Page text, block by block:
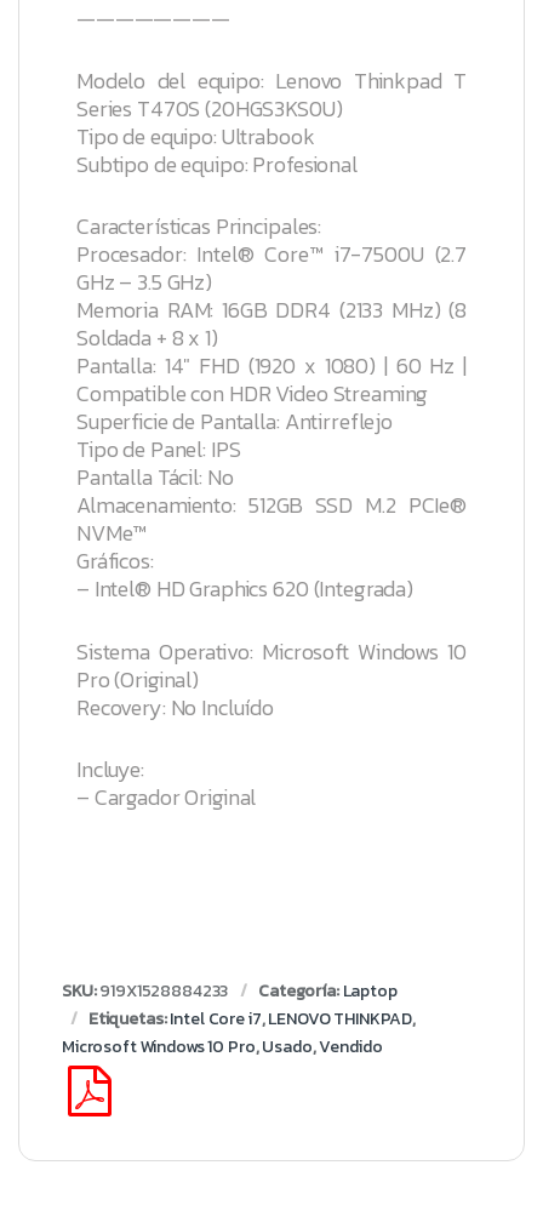
————————
Modelo del equipo: Lenovo Thinkpad T
Series T470S (20HGS3KS0U)
Tipo de equipo: Ultrabook
Subtipo de equipo: Profesional
Características Principales:
Procesador: Intel® Core™ i7-7500U (2.7
GHz – 3.5 GHz)
Memoria RAM: 16GB DDR4 (2133 MHz) (8
Soldada + 8 x 1)
Pantalla: 14″ FHD (1920 x 1080) | 60 Hz |
Compatible con HDR Video Streaming
Superficie de Pantalla: Antirreflejo
Tipo de Panel: IPS
Pantalla Tácil: No
Almacenamiento: 512GB SSD M.2 PCIe®
NVMe™
Gráficos:
– Intel® HD Graphics 620 (Integrada)
Sistema Operativo: Microsoft Windows 10
Pro (Original)
Recovery: No Incluído
Incluye:
– Cargador Original
SKU:919X1528884233 Categoría:Laptop
Etiquetas:Intel Core i7,LENOVO THINKPAD,
Microsoft Windows 10 Pro,Usado,Vendido